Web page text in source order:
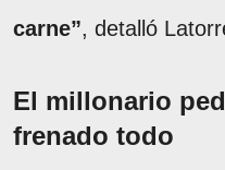
carne”, detalló
El millonario
frenado todo